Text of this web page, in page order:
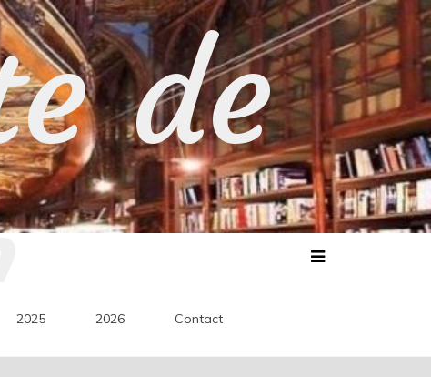
de
2025 2026 Contact